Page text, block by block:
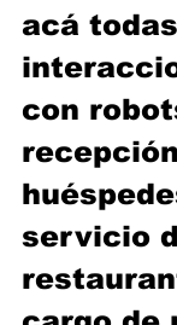
acá
con
servicio